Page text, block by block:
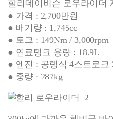
할리데이비슨 로우라이더
● 가격 : 2,700만원
● 배기량 : 1,745cc
● 토크 : 149Nm / 3,000rpm
● 연료탱크 용량 : 18.9L
● 엔진 : 공랭식 4스트로크
● 중량 : 287kg